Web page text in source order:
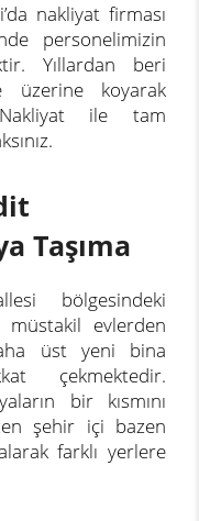
nakliyat firması
personelimizin
Yıllardan beri
üzerine koyarak
Nakliyat ile tam
Taşıma
bölgesindeki
müstakil evlerden
üst yeni bina
çekmektedir.
bir kısmını
şehir içi bazen
farklı yerlere